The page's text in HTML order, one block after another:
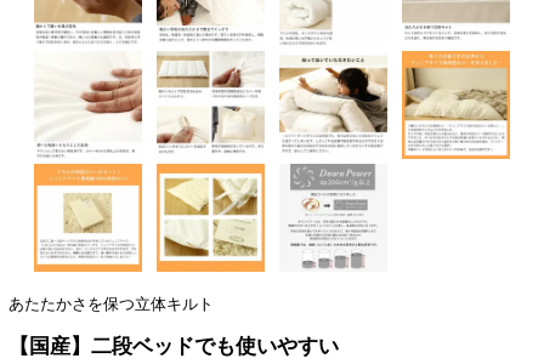
あたたかさを保つ立体キルト
【国産】二段ベッドでも使いやすい